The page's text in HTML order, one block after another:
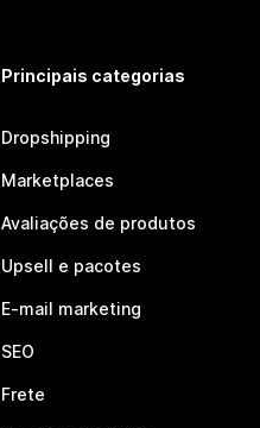
Principais categorias
Dropshipping
Marketplaces
Avaliações de produtos
Upsell e pacotes
E-mail marketing
SEO
Frete